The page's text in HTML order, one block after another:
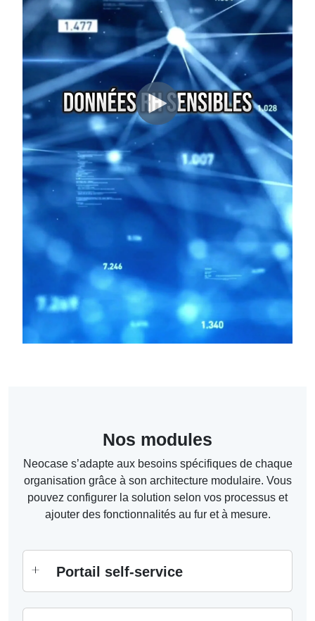
Nos modules
Neocase s’adapte aux besoins spécifiques de chaque
organisation grâce à son architecture modulaire. Vous
pouvez configurer la solution selon vos processus et
ajouter des fonctionnalités au fur et à mesure.
Portail self-service